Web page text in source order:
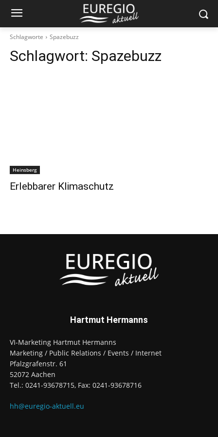
Schlagworte Spazebuzz
Schlagwort: Spazebuzz
Heinsberg
Erlebbarer Klimaschutz
Hartmut Hermanns
VI-Marketing Hartmut Hermanns
Marketing / Public Relations / Events / Internet
Pfalzgrafenstr. 61
52072 Aachen
Tel.: 0241-93678715, Fax: 0241-93678716
hh@euregio-aktuell.eu